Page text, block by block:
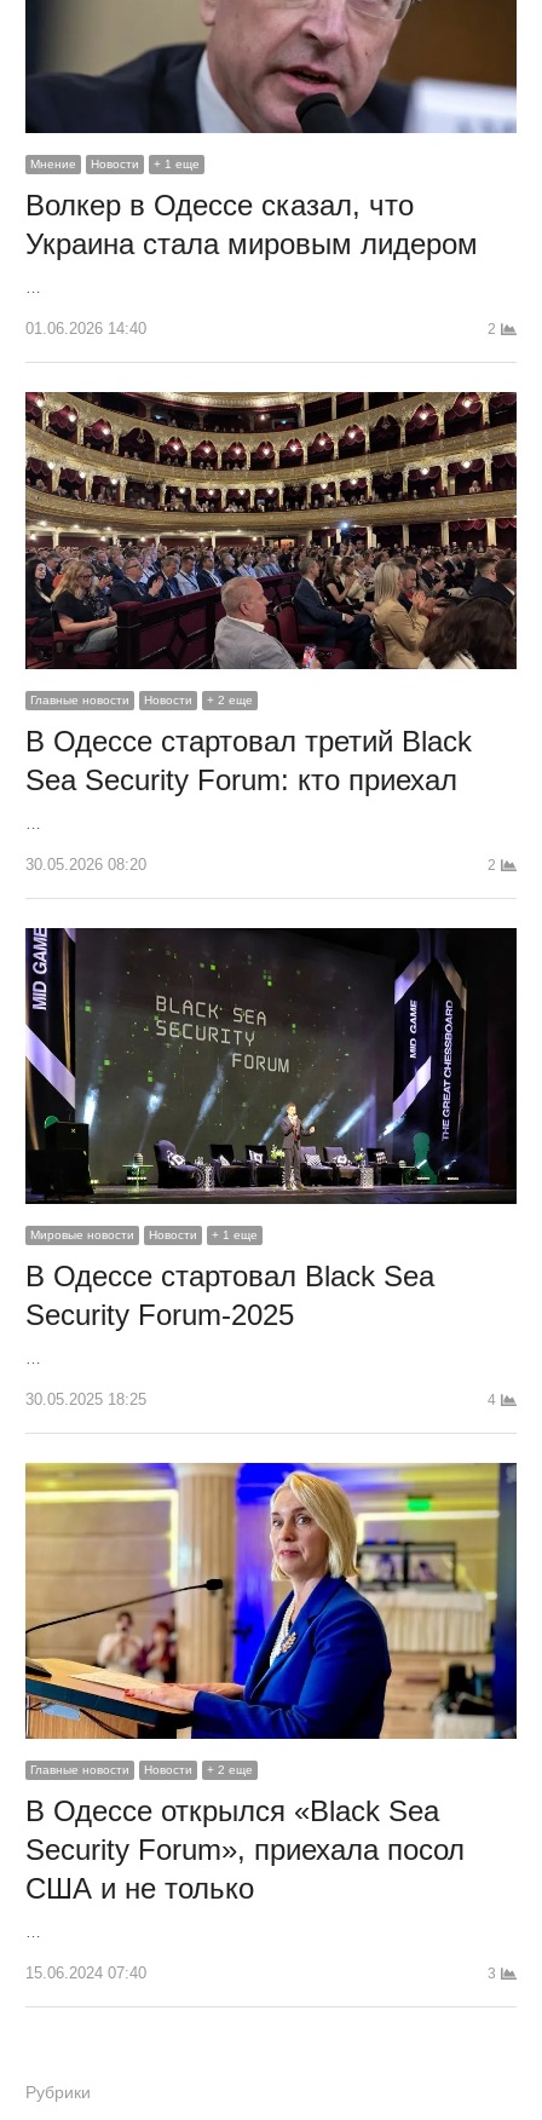
Мнение Новости + 1 еще
Волкер в Одессе сказал, что
Украина стала мировым лидером
…
01.06.2026 14:40 2
Главные новости Новости + 2 еще
В Одессе стартовал третий Black
Sea Security Forum: кто приехал
30.05.2026 08:20 2
Мировые новости Новости + 1 еще
В Одессе стартовал Black Sea
Security Forum-2025
…
30.05.2025 18:25 4
Главные новости Новости + 2 еще
В Одессе открылся «Black Sea
Security Forum», приехала посол
США и не только
…
15.06.2024 07:40 3
Рубрики